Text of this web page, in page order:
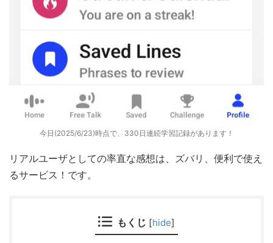
今日(2025/6/23)時点で、330日連続学習記録があります！
リアルユーザとしての率直な感想は、ズバリ、便利で使え
るサービス！です。
もくじ [hide]